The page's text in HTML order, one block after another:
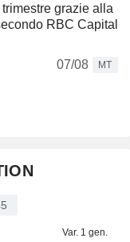
grazie alla
RBC Capital
07/08
MT
Var. 1 gen.